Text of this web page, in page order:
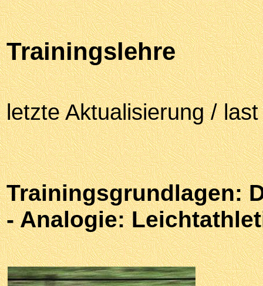
Trainingslehre
letzte Aktualisierung /
Trainingsgrundlagen:
-Analogie: